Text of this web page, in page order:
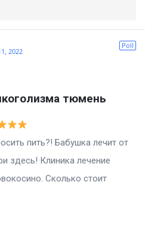
Poll
2022
тюмень
Бабушка лечит от
здесь! Клиника лечение
Сколько стоит